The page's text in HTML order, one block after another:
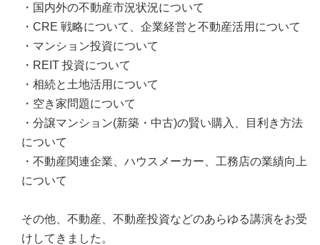
・国内外の不動産市況状況について
・CRE 戦略について、企業経営と不動産活用について
・マンション投資について
・REIT 投資について
・相続と土地活用について
・空き家問題について
・分譲マンション(新築・中古)の賢い購入、目利き方法
について
・不動産関連企業、ハウスメーカー、工務店の業績向上
について
その他、不動産、不動産投資などのあらゆる講演をお受
けしてきました。